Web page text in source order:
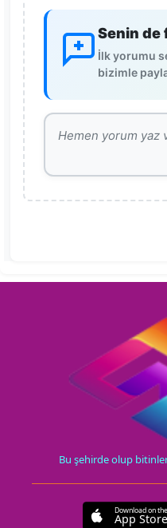
Senin de
İlk yorumu
bizimle
Bu şehirde olup
Download on the
App Store